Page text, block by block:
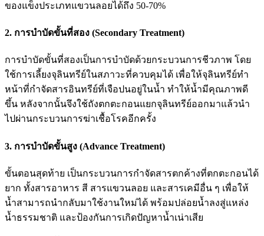
ของแข็งประเภทแขวนลอยได้ถึง 50-70%
2. การบำบัดขั้นที่สอง (Secondary Treatment)
การบำบัดขั้นที่สองเป็นการบำบัดด้วยกระบวนการชีวภาพ โดย
ใช้การเลี้ยงจุลินทรีย์ในสภาวะที่ควบคุมได้ เพื่อให้จุลินทรีย์ทำ
หน้าที่กำจัดสารอินทรีย์ที่เจือปนอยู่ในน้ำ ทำให้น้ำมีคุณภาพดี
ขึ้น หลังจากนั้นจึงใช้ถังตกตะกอนแยกจุลินทรีย์ออกมาแล้วนำ
ไปผ่านกระบวนการฆ่าเชื้อโรคอีกครั้ง
3. การบำบัดขั้นสูง (Advance Treatment)
ขั้นตอนสุดท้าย เป็นกระบวนการกำจัดสารตกค้างที่ตกตะกอนได้
ยาก ทั้งสารอาหาร สี สารแขวนลอย และสารเคมีอื่น ๆ เพื่อให้
น้ำสามารถนำกลับมาใช้งานใหม่ได้ พร้อมปล่อยน้ำลงสู่แหล่ง
น้ำธรรมชาติ และป้องกันการเกิดปัญหาน้ำเน่าเสีย